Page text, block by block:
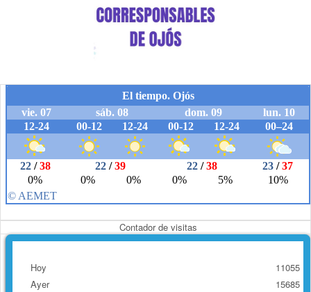
Contador de visitas
Hoy
Ayer
11055
15685